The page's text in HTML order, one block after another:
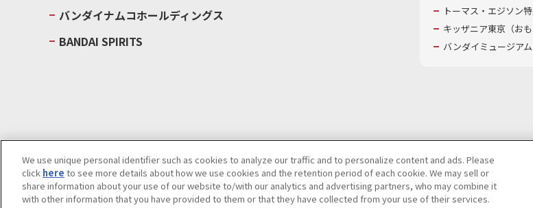
バンダイナムコホールディングス
BANDAI SPIRITS
トーマス・エジソン
キッザニア東京（お
バンダイミュージアム
ウェブサイトご利用条件ソーシャルメディアポリシー個人情報及び特定個人情報等の取り扱いに関する保護方針
Do Not Sell or Share My Personal Information著作権・商標についてカスタマーハラスメントに対する基本的な対応方針
We use unique personal identifier such as cookies to analyze our traffic and to personalize content and ads. Please
click here to see more details about how we use cookies and the retention period of each cookie. We may sell or
share information about your use of our website to/with our analytics and advertising partners, who may combine it
with other information that you have provided to them or that they have collected from your use of their services.